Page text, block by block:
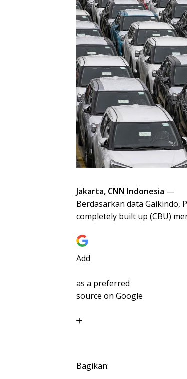
Jakarta, CNN Indonesia —
Berdasarkan data Gaikindo,
completely built up (CBU)
Add
as a preferred
source on Google
Bagikan: